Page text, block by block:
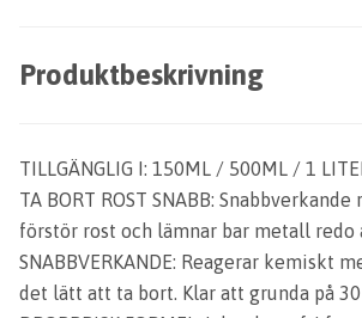
Produktbeskrivning
TILLGÄNGLIG I: 150ML / 500ML / 1
TA BORT ROST SNABB:
förstör rost och lämnar bar metall redo
SNABBVERKANDE: Reagerar kemiskt
det lätt att ta bort. Klar att grunda på